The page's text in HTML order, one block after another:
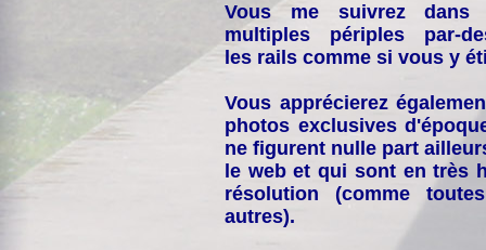
Vous me suivrez dans
multiples périples par-
les rails comme si vous y
Vous apprécierez
photos exclusives
ne figurent nulle part
le web et qui sont en très
résolution (comme
autres).